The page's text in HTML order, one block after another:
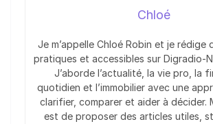
Chloé
Je m’appelle Chloé Robin et je rédige
pratiques et accessibles sur Digradio-
J’aborde l’actualité, la vie pro, la
quotidien et l’immobilier avec une
clarifier, comparer et aider à décider.
est de proposer des articles utiles,